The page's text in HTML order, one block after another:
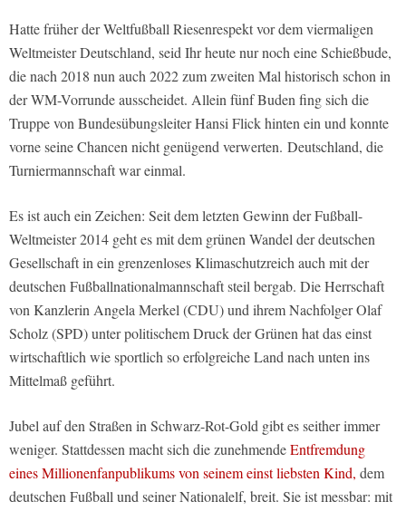
Hatte früher der Weltfußball Riesenrespekt vor dem viermaligen
Weltmeister Deutschland, seid Ihr heute nur noch eine Schießbude,
die nach 2018 nun auch 2022 zum zweiten Mal historisch schon in
der WM-Vorrunde ausscheidet. Allein fünf Buden fing sich die
Truppe von Bundesübungsleiter Hansi Flick hinten ein und konnte
vorne seine Chancen nicht genügend verwerten. Deutschland, die
Turniermannschaft war einmal.
Es ist auch ein Zeichen: Seit dem letzten Gewinn der Fußball-
Weltmeister 2014 geht es mit dem grünen Wandel der deutschen
Gesellschaft in ein grenzenloses Klimaschutzreich auch mit der
deutschen Fußballnationalmannschaft steil bergab. Die Herrschaft
von Kanzlerin Angela Merkel (CDU) und ihrem Nachfolger Olaf
Scholz (SPD) unter politischem Druck der Grünen hat das einst
wirtschaftlich wie sportlich so erfolgreiche Land nach unten ins
Mittelmaß geführt.
Jubel auf den Straßen in Schwarz-Rot-Gold gibt es seither immer
weniger. Stattdessen macht sich die zunehmendeEntfremdung
eines Millionenfanpublikums von seinem einst liebsten Kind, dem
deutschen Fußball und seiner Nationalelf, breit. Sie ist messbar: mit